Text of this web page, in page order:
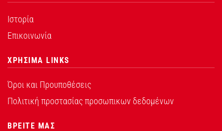
Ιστορία
Επικοινωνία
ΧΡΗΣΙΜΑ LINKS
Όροι και Προυποθέσεις
Πολιτική προστασίας προσωπικων δεδομένων
ΒΡΕΙΤΕ ΜΑΣ